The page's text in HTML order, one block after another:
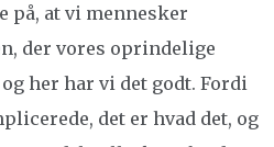
på, at vi mennesker
der vores oprindelige
her har vi det godt. Fordi
det er hvad det, og